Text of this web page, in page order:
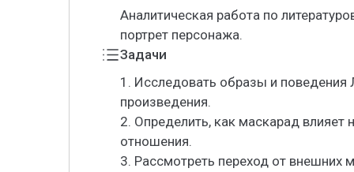
Аналитическая работа по
портрет персонажа.
Задачи
1. Исследовать образы и
произведения.
2. Определить, как маскарад
отношения.
3. Рассмотреть переход от